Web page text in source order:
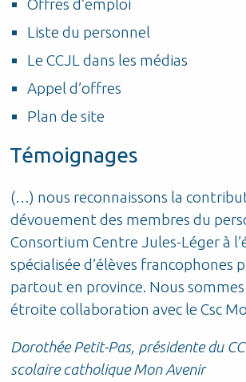
Offres d’emploi
Liste du personnel
Le CCJL dans les médias
Appel d’offres
Plan de site
Témoignages
(…) nous reconnaissons la
dévouement des membres du
Consortium Centre Jules-Léger à
spécialisée d’élèves francophones
partout en province. Nous
étroite collaboration avec le Csc
Dorothée Petit-Pas, présidente du
scolaire catholique Mon Avenir